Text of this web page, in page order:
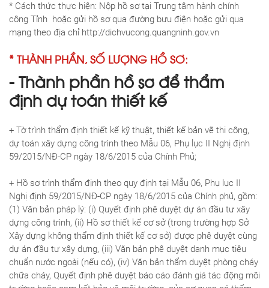
* Cách thức thực hiện: Nộp hồ sơ tại Trung tâm hành chính
công Tỉnh hoặc gửi hồ sơ qua đường bưu điện hoặc gửi qua
mạng theo địa chỉ http://dichvucong.quangninh.gov.vn
* THÀNH PHẦN, SỐ L­ƯỢNG HỒ SƠ:
- Thành phần hồ sơ để thẩm
định dự toán thiết kế
+ Tờ trình thẩm định thiết kế kỹ thuật, thiết kế bản vẽ thi công,
dự toán xây dựng công trình theo Mẫu 06, Phụ lục II Nghị định
59/2015/NĐ-CP ngày 18/6/2015 của Chính Phủ;
+ Hồ sơ trình thẩm định theo quy định tại Mẫu 06, Phụ lục II
Nghị định 59/2015/NĐ-CP ngày 18/6/2015 của Chính phủ, gồm:
(1) Văn bản pháp lý: (i) Quyết định phê duyệt dự án đầu tư xây
dựng công trình, (ii) Hồ sơ thiết kế cơ sở (trong trường hợp Sở
Xây dựng không thẩm định thiết kế cơ sở) được phê duyệt cùng
dự án đầu tư xây dựng, (iii) Văn bản phê duyệt danh mục tiêu
chuẩn nước ngoài (nếu có), (iv) Văn bản thẩm duyệt phòng cháy
chữa cháy, Quyết định phê duyệt báo cáo đánh giá tác động môi